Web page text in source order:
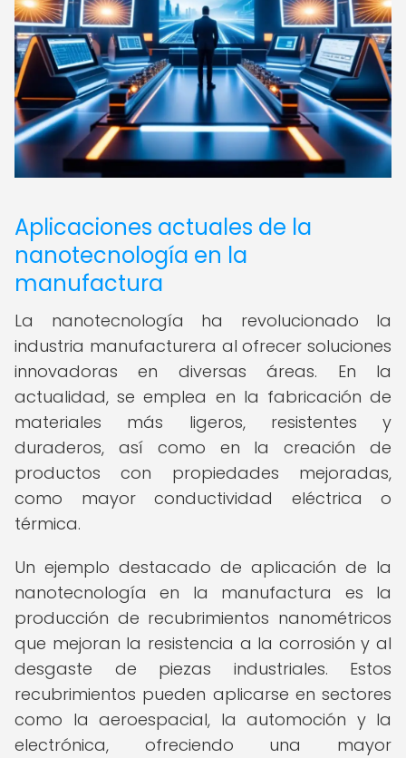
Aplicaciones actuales de la
nanotecnología en la
manufactura
La nanotecnología ha revolucionado la
industria manufacturera al ofrecer soluciones
innovadoras en diversas áreas. En la
actualidad, se emplea en la fabricación de
materiales más ligeros, resistentes y
duraderos, así como en la creación de
productos con propiedades mejoradas,
como mayor conductividad eléctrica o
térmica.
Un ejemplo destacado de aplicación de la
nanotecnología en la manufactura es la
producción de recubrimientos nanométricos
que mejoran la resistencia a la corrosión y al
desgaste de piezas industriales. Estos
recubrimientos pueden aplicarse en sectores
como la aeroespacial, la automoción y la
electrónica, ofreciendo una mayor